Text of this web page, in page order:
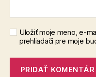
Uložiť moje meno, e-
prehliadači pre moje